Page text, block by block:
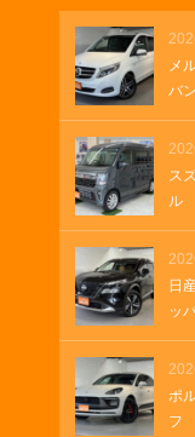
メ
バ
ー
ル
９
ー
ス
ル
ビ
Ｄ
タ
プ
日
ッ
ル
２
ロ
ッ
ポ
フ